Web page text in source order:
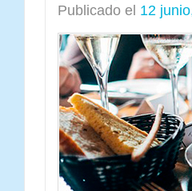
Publicado el 12